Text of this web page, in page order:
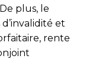
plus, le
et
rente